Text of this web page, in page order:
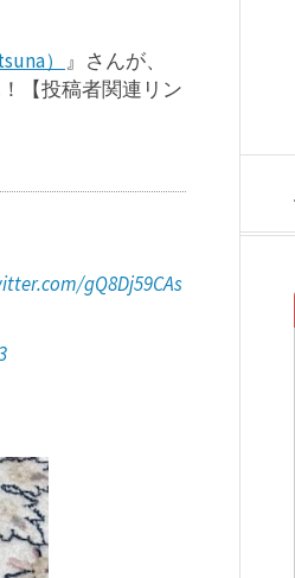
） 』さんが、
【投稿者関連リン
gQ8Dj59CAs